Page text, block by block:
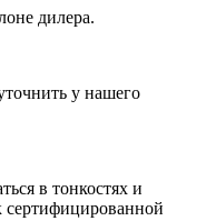
дилера.
у нашего
в тонкостях и
сертифицированной